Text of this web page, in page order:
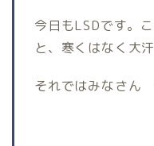
今日もLSDです。
と、寒くはなく大
それではみなさん